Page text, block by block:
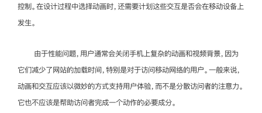
控制。在设计过程中选择动画时，还需要计划这些交互是否会在移动设备上
发生。
由于性能问题，用户通常会关闭手机上复杂的动画和视频背景，因为
它们减少了网站的加载时间，特别是对于访问移动网络的用户。一般来说，
动画和交互应该以微妙的方式支持用户体验，而不是分散访问者的注意力。
它也不应该是帮助访问者完成一个动作的必要成分。